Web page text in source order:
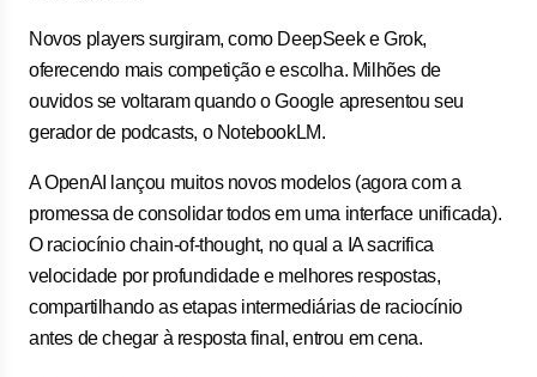
Novos players surgiram, como DeepSeek e Grok,
oferecendo mais competição e escolha. Milhões de
ouvidos se voltaram quando o Google apresentou seu
gerador de podcasts, o NotebookLM.
A OpenAI lançou muitos novos modelos (agora com a
promessa de consolidar todos em uma interface unificada).
O raciocínio chain-of-thought, no qual a IA sacrifica
velocidade por profundidade e melhores respostas,
compartilhando as etapas intermediárias de raciocínio
antes de chegar à resposta final, entrou em cena.